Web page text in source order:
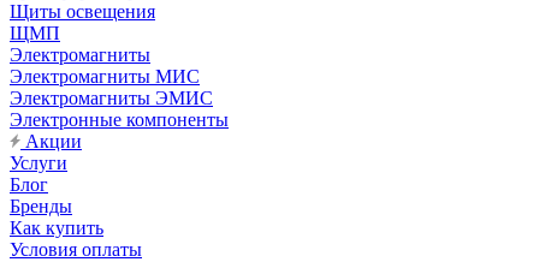
Щиты освещения
ЩМП
Электромагниты
Электромагниты МИС
Электромагниты ЭМИС
Электронные компоненты
Акции
Услуги
Блог
Бренды
Как купить
Условия оплаты